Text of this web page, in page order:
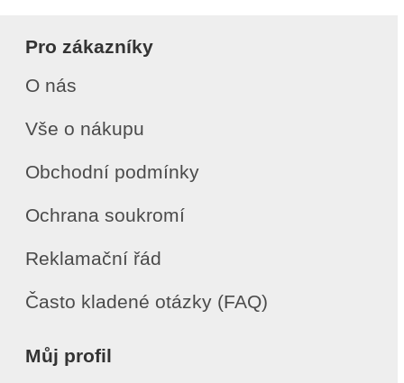
Pro zákazníky
O nás
Vše o nákupu
Obchodní podmínky
Ochrana soukromí
Reklamační řád
Často kladené otázky (FAQ)
Můj profil